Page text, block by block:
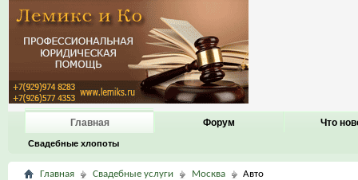
Главная
Свадебные хлопоты
Форум Что
Главная Свадебные услуги Москва Авто